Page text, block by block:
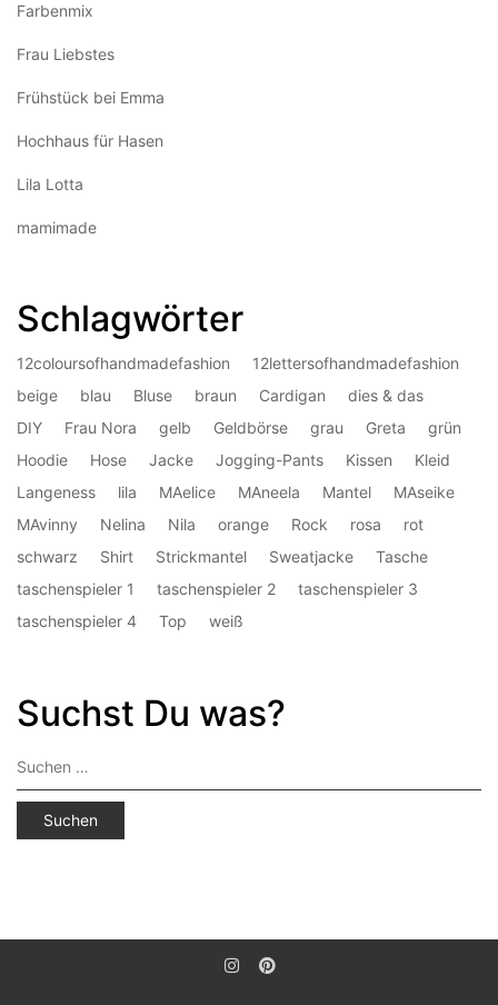
Farbenmix
Frau Liebstes
Frühstück bei Emma
Hochhaus für Hasen
Lila Lotta
mamimade
Schlagwörter
12coloursofhandmadefashion
12lettersofhandmadefashion
beige
blau Bluse braun Cardigan
dies & das
DIY
Frau Nora gelb Geldbörse grau Greta
grün
Hoodie
Hose Jacke Jogging-Pants Kissen
Kleid
Langeness
lila MAelice MAneela Mantel
MAseike
MAvinny
Nelina Nila orange Rock rosa
rot
schwarz
Shirt Strickmantel Sweatjacke
Tasche
taschenspieler 1
taschenspieler 2
taschenspieler 3
taschenspieler 4
Top weiß
Suchst Du was?
Suchen